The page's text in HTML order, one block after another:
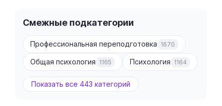
Смежные подкатегории
Профессиональная переподготовка 1670
Общая психология 1165 Психология 1164
Показать все 443 категорий